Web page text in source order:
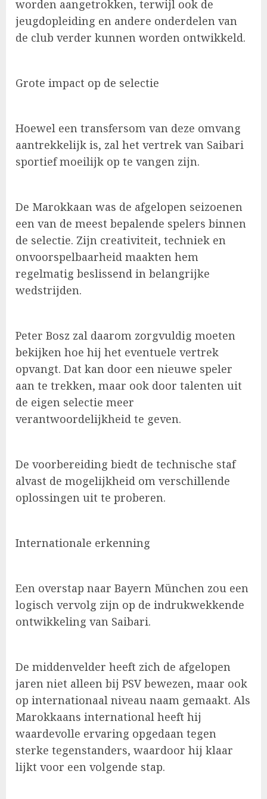
worden aangetrokken, terwijl ook de
jeugdopleiding en andere onderdelen van
de club verder kunnen worden ontwikkeld.
Grote impact op de selectie
Hoewel een transfersom van deze omvang
aantrekkelijk is, zal het vertrek van Saibari
sportief moeilijk op te vangen zijn.
De Marokkaan was de afgelopen seizoenen
een van de meest bepalende spelers binnen
de selectie. Zijn creativiteit, techniek en
onvoorspelbaarheid maakten hem
regelmatig beslissend in belangrijke
wedstrijden.
Peter Bosz zal daarom zorgvuldig moeten
bekijken hoe hij het eventuele vertrek
opvangt. Dat kan door een nieuwe speler
aan te trekken, maar ook door talenten uit
de eigen selectie meer
verantwoordelijkheid te geven.
De voorbereiding biedt de technische staf
alvast de mogelijkheid om verschillende
oplossingen uit te proberen.
Internationale erkenning
Een overstap naar Bayern München zou een
logisch vervolg zijn op de indrukwekkende
ontwikkeling van Saibari.
De middenvelder heeft zich de afgelopen
jaren niet alleen bij PSV bewezen, maar ook
op internationaal niveau naam gemaakt. Als
Marokkaans international heeft hij
waardevolle ervaring opgedaan tegen
sterke tegenstanders, waardoor hij klaar
lijkt voor een volgende stap.